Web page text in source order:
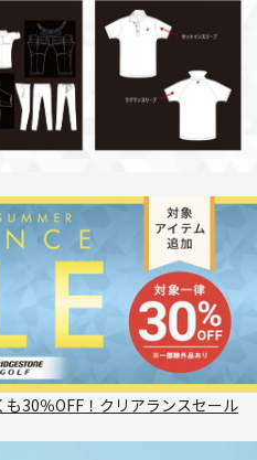
も30％OFF！クリアランスセール